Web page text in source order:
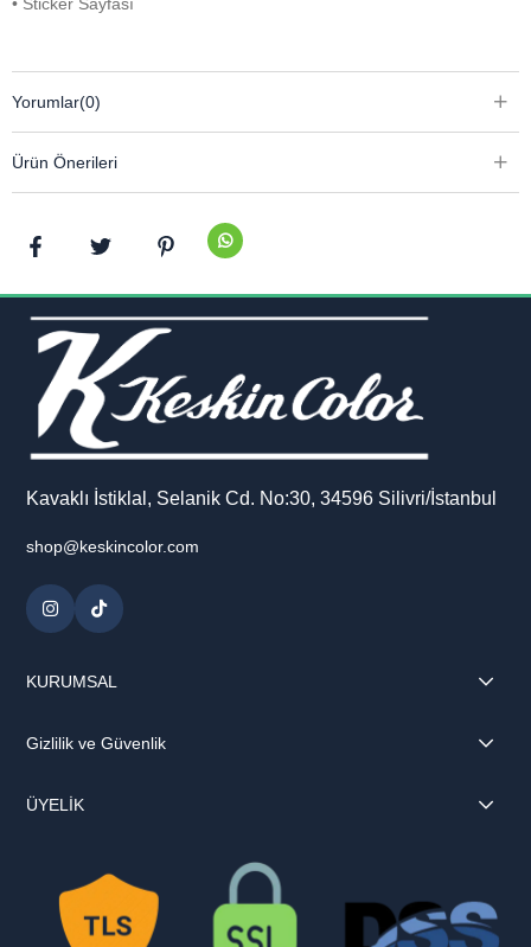
Yorumlar(0)
Ürün Önerileri
Kavaklı İstiklal, Selanik Cd. No:30, 34596 Silivri/İstanbul
shop@keskincolor.com
KURUMSAL
Gizlilik ve Güvenlik
ÜYELİK